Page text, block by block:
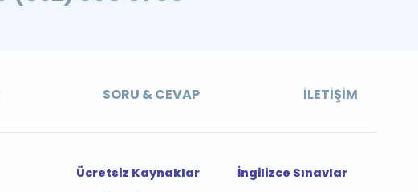
SORU & CEVAP İLETIŞIM
Ücretsiz Kaynaklar
İngilizce Sınavlar